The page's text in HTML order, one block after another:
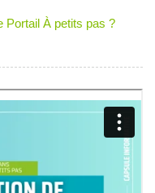
Portail À petits pas ?